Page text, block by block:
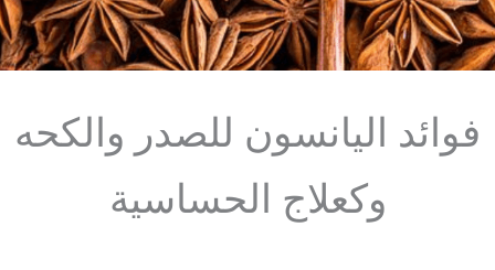
فوائد اليانسون للصدر والكحه
وكعلاج الحساسية